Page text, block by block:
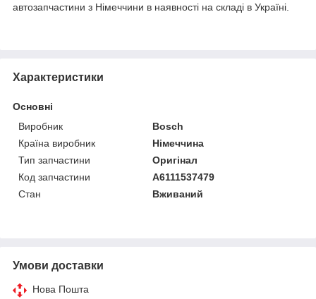
автозапчастини з Німеччини в наявності на складі в Україні.
Характеристики
Основні
Виробник
Bosch
Країна виробник
Німеччина
Тип запчастини
Оригінал
Код запчастини
A6111537479
Стан
Вживаний
Умови доставки
Нова Пошта